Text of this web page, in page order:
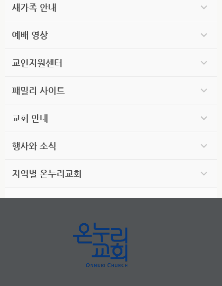
새가족 안내
예배 영상
교인지원센터
패밀리 사이트
교회 안내
행사와 소식
지역별 온누리교회